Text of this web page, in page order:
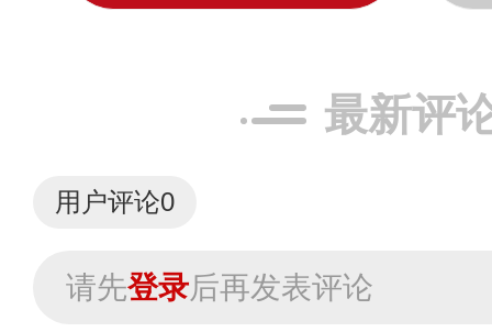
最新评
用户评论0
请先登录后再发表评论